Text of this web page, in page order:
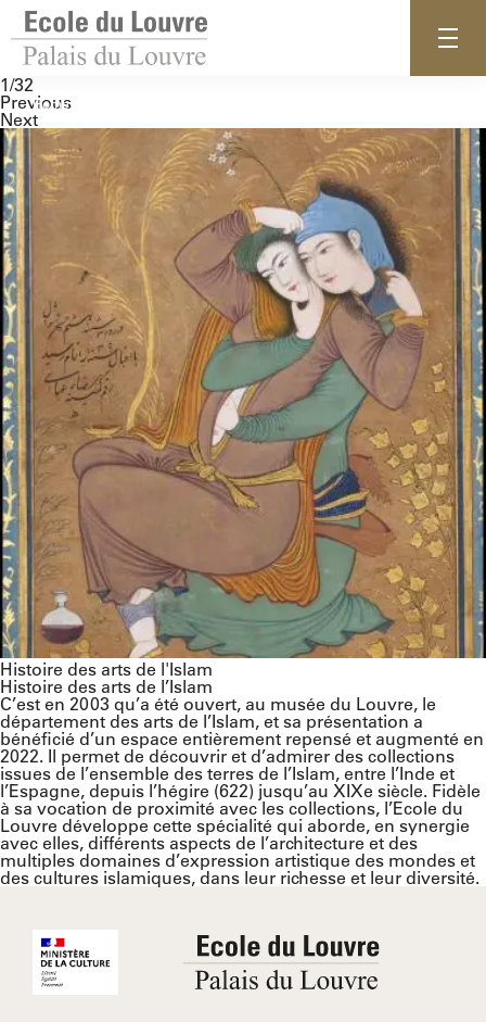
Home
1/32
Previous
Next
Histoire des arts de l'Islam
Histoire des arts de l’Islam
C’est en 2003 qu’a été ouvert, au musée du Louvre, le
département des arts de l’Islam, et sa présentation a
bénéficié d’un espace entièrement repensé et augmenté en
2022. Il permet de découvrir et d’admirer des collections
issues de l’ensemble des terres de l’Islam, entre l’Inde et
l’Espagne, depuis l’hégire (622) jusqu’au XIXe siècle. Fidèle
à sa vocation de proximité avec les collections, l’Ecole du
Louvre développe cette spécialité qui aborde, en synergie
avec elles, différents aspects de l’architecture et des
multiples domaines d’expression artistique des mondes et
des cultures islamiques, dans leur richesse et leur diversité.